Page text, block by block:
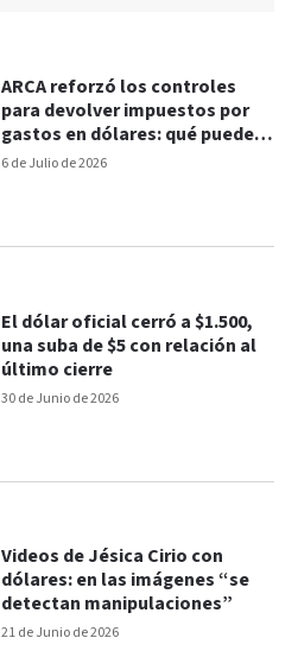
6 de Julio de 2026
ARCA reforzó los controles
para devolver impuestos por
gastos en dólares: qué pueden
pedirte
30 de Junio de 2026
El dólar oficial cerró a $1.500,
una suba de $5 con relación al
último cierre
21 de Junio de 2026
Videos de Jésica Cirio con
dólares: en las imágenes “se
detectan manipulaciones”